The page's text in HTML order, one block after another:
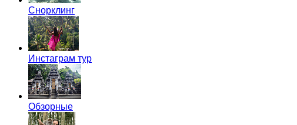
Снорклинг
Инстаграм тур
Обзорные